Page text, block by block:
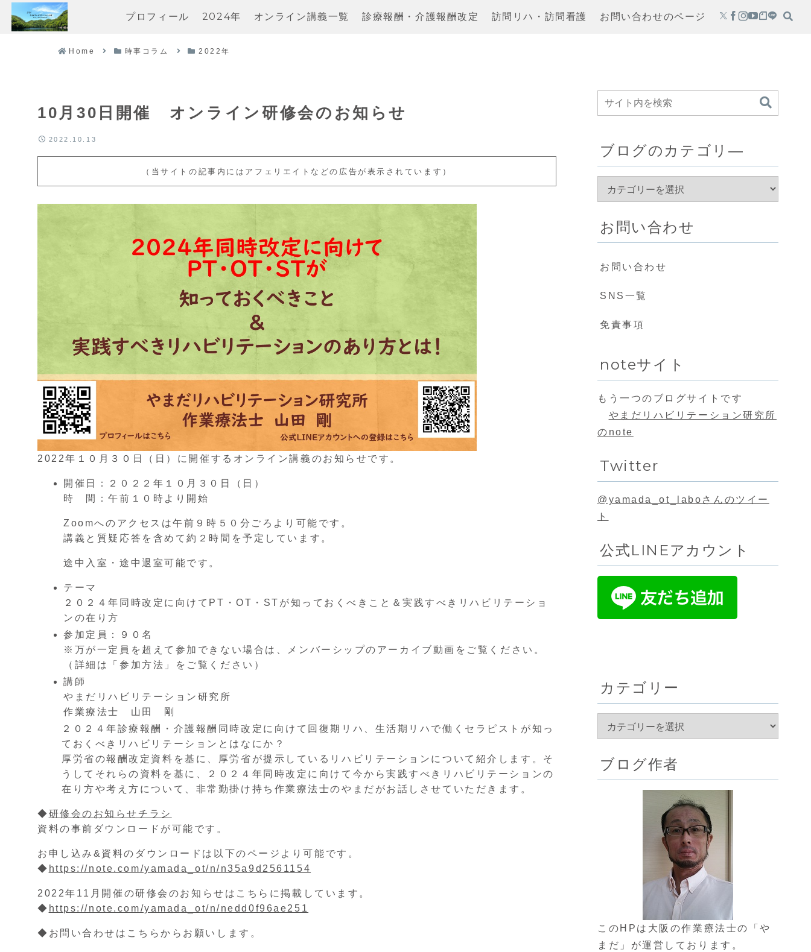
プロフィール 2024年 オンライン講義一覧 診療報酬・介護報酬改定 訪問リハ・訪問看護 お問い合わせのページ
Home 時事コラム 2022年
10月30日開催 オンライン研修会のお知らせ
2022.10.13
（当サイトの記事内にはアフェリエイトなどの広告が表示されています）
2022年１０月３０日（日）に開催するオンライン講義のお知らせです。
開催日：２０２２年１０月３０日（日）
時 間：午前１０時より開始
Zoomへのアクセスは午前９時５０分ごろより可能です。
講義と質疑応答を含めて約２時間を予定しています。
途中入室・途中退室可能です。
テーマ
２０２４年同時改定に向けてPT・OT・STが知っておくべきこと＆実践すべきリハビリテーショ
ンの在り方
参加定員：９０名
※万が一定員を超えて参加できない場合は、メンバーシップのアーカイブ動画をご覧ください。
（詳細は「参加方法」をご覧ください）
講師
やまだリハビリテーション研究所
作業療法士 山田 剛
２０２４年診療報酬・介護報酬同時改定に向けて回復期リハ、生活期リハで働くセラピストが知っ
ておくべきリハビリテーションとはなにか？
厚労省の報酬改定資料を基に、厚労省が提示しているリハビリテーションについて紹介します。そ
うしてそれらの資料を基に、２０２４年同時改定に向けて今から実践すべきリハビリテーションの
在り方や考え方について、非常勤掛け持ち作業療法士のやまだがお話しさせていただきます。
◆研修会のお知らせチラシ
資料の事前ダウンロードが可能です。
お申し込み&資料のダウンロードは以下のページより可能です。
◆ https://note.com/yamada_ot/n/n35a9d2561154
2022年11月開催の研修会のお知らせはこちらに掲載しています。
◆ https://note.com/yamada_ot/n/nedd0f96ae251
◆お問い合わせはこちらからお願いします。
ブログのカテゴリ―
お問い合わせ
お問い合わせ
SNS一覧
免責事項
noteサイト
もう一つのブログサイトです
やまだリハビリテーション研究所
のnote
Twitter
@yamada_ot_laboさんのツイー
ト
公式LINEアカウント
カテゴリー
ブログ作者
このHPは大阪の作業療法士の「や
まだ」が運営しております。